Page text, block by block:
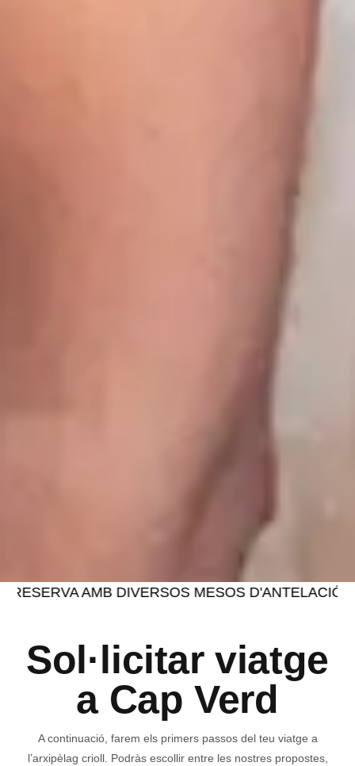
AMB DIVERSOS MESOS D'ANTELACIÓ
Sol·licitar viatge
a Cap Verd
A continuació, farem els primers passos del teu viatge a
l’arxipèlag crioll. Podràs escollir entre les nostres propostes,